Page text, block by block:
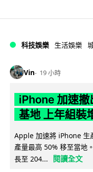
科技娛樂 生活娛樂
Vin 19 小時
iPhone 加速撤
基地 上年組裝
Apple 加速將 iPhone 生
產量最高 50% 移至當地
長至 204...
閱讀全文